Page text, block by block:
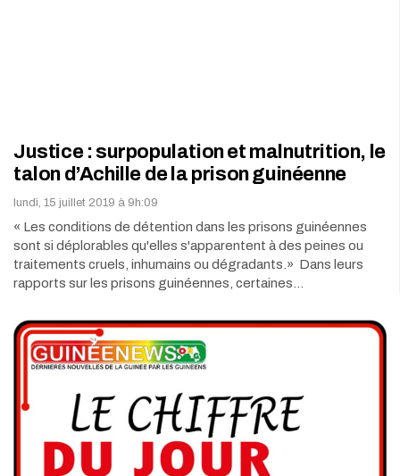
Justice : surpopulation et malnutrition, le
talon d’Achille de la prison guinéenne
lundi, 15 juillet 2019 à 9h:09
« Les conditions de détention dans les prisons guinéennes
sont si déplorables qu'elles s'apparentent à des peines ou
traitements cruels, inhumains ou dégradants.» Dans leurs
rapports sur les prisons guinéennes, certaines…